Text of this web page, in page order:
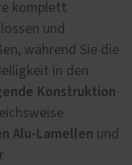
komplett
und
während Sie die
in den
Konstruktion
Alu-Lamellen und